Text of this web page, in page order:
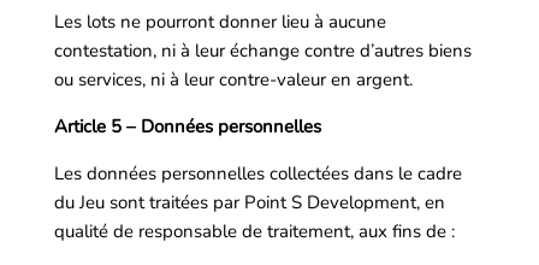
Les lots ne pourront donner lieu à aucune
contestation, ni à leur échange contre d’autres biens
ou services, ni à leur contre-valeur en argent.
Article 5 – Données personnelles
Les données personnelles collectées dans le cadre
du Jeu sont traitées par Point S Development, en
qualité de responsable de traitement, aux fins de :